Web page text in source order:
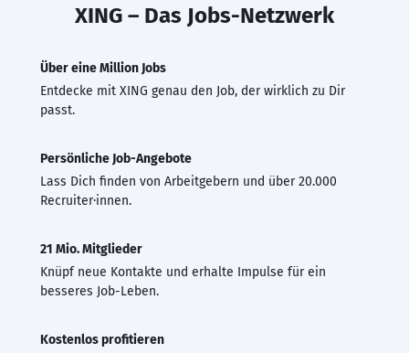
XING – Das Jobs-Netzwerk
Über eine Million Jobs
Entdecke mit XING genau den Job, der wirklich zu Dir
passt.
Persönliche Job-Angebote
Lass Dich finden von Arbeitgebern und über 20.000
Recruiter·innen.
21 Mio. Mitglieder
Knüpf neue Kontakte und erhalte Impulse für ein
besseres Job-Leben.
Kostenlos profitieren